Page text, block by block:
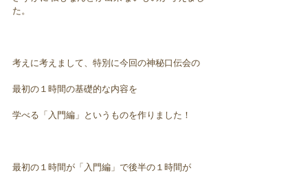
た。
考えに考えまして、特別に今回の神秘口伝会の
最初の１時間の基礎的な内容を
学べる「入門編」というものを作りました！
最初の１時間が「入門編」で後半の１時間が